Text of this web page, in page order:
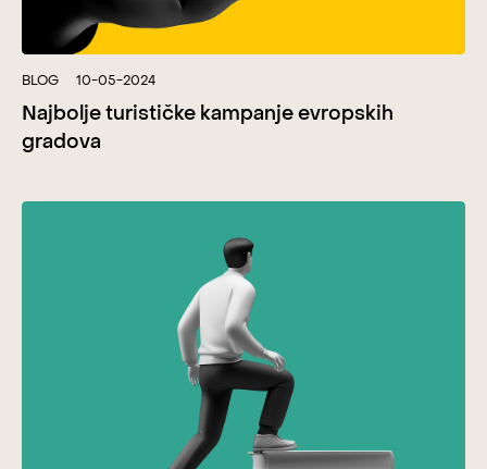
BLOG 10-05-2024
Najbolje turističke kampanje evropskih
gradova